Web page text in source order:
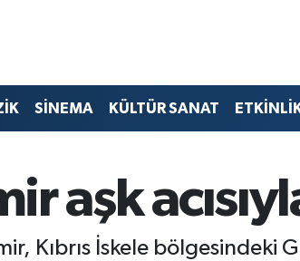
SİNEMA KÜLTÜR SANAT
aşk
Kıbrıs İskele bölgesindeki